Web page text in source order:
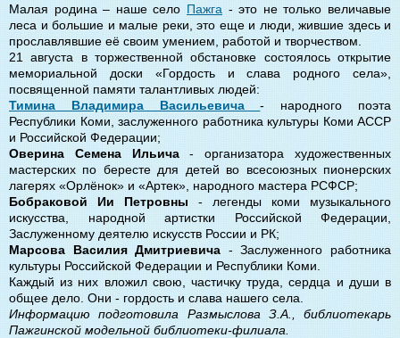
Малая родина – наше село Пажга - это не только величавые
леса и большие и малые реки, это еще и люди, жившие здесь и
прославлявшие её своим умением, работой и творчеством.
21 августа в торжественной обстановке состоялось открытие
мемориальной доски «Гордость и слава родного села»,
посвященной памяти талантливых людей:
Тимина Владимира Васильевича- народного поэта
Республики Коми, заслуженного работника культуры Коми АССР
и Российской Федерации;
Оверина Семена Ильича- организатора художественных
мастерских по бересте для детей во всесоюзных пионерских
лагерях «Орлёнок» и «Артек», народного мастера РСФСР;
Бобраковой Ии Петровны - легенды коми музыкального
искусства, народной артистки Российской Федерации,
Заслуженному деятелю искусств России и РК;
Марсова Василия Дмитриевича - Заслуженного работника
культуры Российской Федерации и Республики Коми.
Каждый из них вложил свою, частичку труда, сердца и души в
общее дело. Они - гордость и слава нашего села.
Информацию подготовила Размыслова З.А., библиотекарь
Пажгинской модельной библиотеки-филиала.